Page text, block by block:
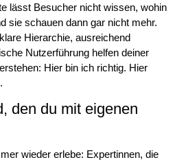
lässt Besucher nicht wissen, wohin
sie schauen dann gar nicht mehr.
Hierarchie, ausreichend
Nutzerführung helfen deiner
Hier bin ich richtig. Hier
den du mit eigenen
wieder erlebe: Expertinnen, die